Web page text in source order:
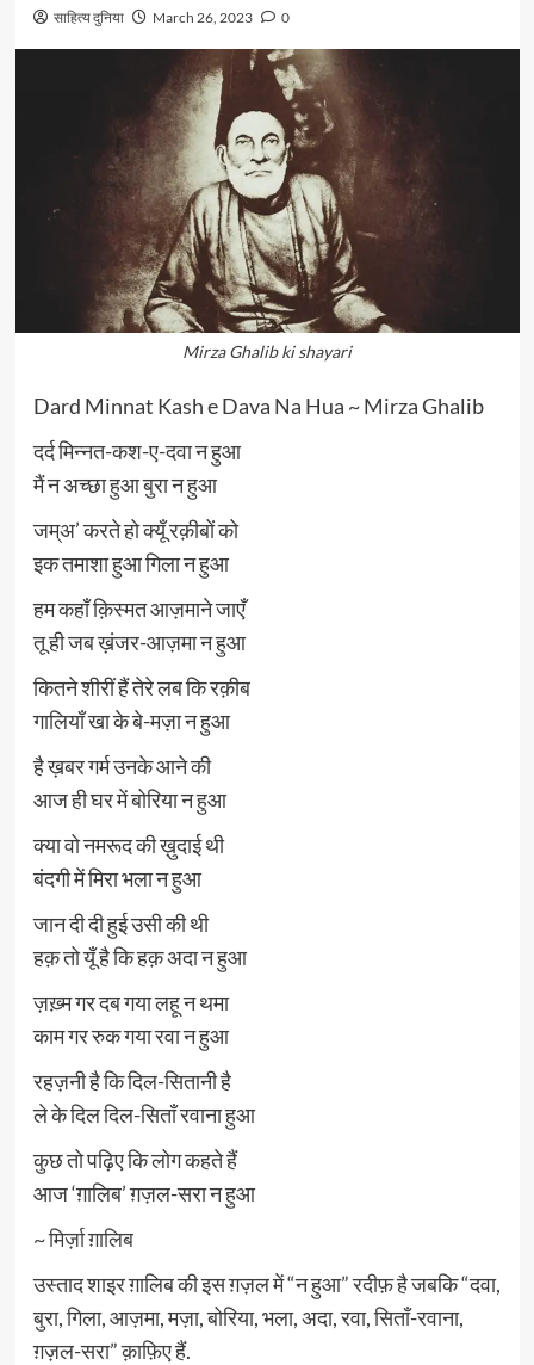
साहित्य दुनिया March 26, 2023 0
Mirza Ghalib ki shayari
Dard Minnat Kash e Dava Na Hua ~ Mirza Ghalib
दर्द मिन्नत-कश-ए-दवा न हुआ
मैं न अच्छा हुआ बुरा न हुआ
जम्अ’ करते हो क्यूँ रक़ीबों को
इक तमाशा हुआ गिला न हुआ
हम कहाँ क़िस्मत आज़माने जाएँ
तू ही जब ख़ंजर-आज़मा न हुआ
कितने शीरीं हैं तेरे लब कि रक़ीब
गालियाँ खा के बे-मज़ा न हुआ
है ख़बर गर्म उनके आने की
आज ही घर में बोरिया न हुआ
क्या वो नमरूद की ख़ुदाई थी
बंदगी में मिरा भला न हुआ
जान दी दी हुई उसी की थी
हक़ तो यूँ है कि हक़ अदा न हुआ
ज़ख़्म गर दब गया लहू न थमा
काम गर रुक गया रवा न हुआ
रहज़नी है कि दिल-सितानी है
ले के दिल दिल-सिताँ रवाना हुआ
कुछ तो पढ़िए कि लोग कहते हैं
आज ‘ग़ालिब’ ग़ज़ल-सरा न हुआ
~मिर्ज़ा ग़ालिब
उस्ताद शाइर ग़ालिब की इस ग़ज़ल में “न हुआ”रदीफ़है जबकि “दवा,
बुरा, गिला, आज़मा, मज़ा, बोरिया, भला, अदा, रवा, सिताँ-रवाना,
ग़ज़ल-सरा”क़ाफ़िएहैं.